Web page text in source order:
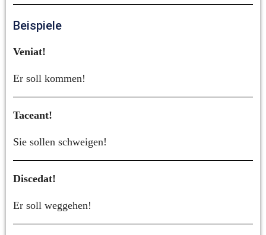
Beispiele
Veniat!
Er soll kommen!
Taceant!
Sie sollen schweigen!
Discedat!
Er soll weggehen!